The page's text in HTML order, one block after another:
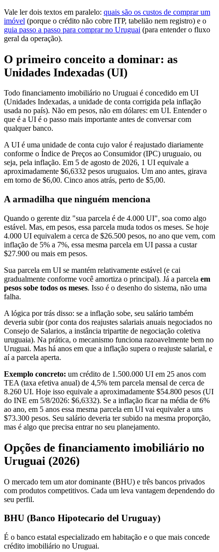
Vale ler dois textos em paralelo: quais são os custos de comprar um
imóvel (porque o crédito não cobre ITP, tabelião nem registro) e o
guia passo a passo para comprar no Uruguai (para entender o fluxo
geral da operação).
O primeiro conceito a dominar: as
Unidades Indexadas (UI)
Todo financiamento imobiliário no Uruguai é concedido em UI
(Unidades Indexadas, a unidade de conta corrigida pela inflação
usada no país). Não em pesos, não em dólares: em UI. Entender o
que é a UI é o passo mais importante antes de conversar com
qualquer banco.
A UI é uma unidade de conta cujo valor é reajustado diariamente
conforme o Índice de Preços ao Consumidor (IPC) uruguaio, ou
seja, pela inflação. Em 5 de agosto de 2026, 1 UI equivale a
aproximadamente $6,6332 pesos uruguaios. Um ano antes, girava
em torno de $6,00. Cinco anos atrás, perto de $5,00.
A armadilha que ninguém menciona
Quando o gerente diz "sua parcela é de 4.000 UI", soa como algo
estável. Mas, em pesos, essa parcela muda todos os meses. Se hoje
4.000 UI equivalem a cerca de $26.500 pesos, no ano que vem, com
inflação de 5% a 7%, essa mesma parcela em UI passa a custar
$27.900 ou mais em pesos.
Sua parcela em UI se mantém relativamente estável (e cai
gradualmente conforme você amortiza o principal). Já a parcela em
pesos sobe todos os meses. Isso é o desenho do sistema, não uma
falha.
A lógica por trás disso: se a inflação sobe, seu salário também
deveria subir (por conta dos reajustes salariais anuais negociados no
Consejo de Salarios, a instância tripartite de negociação coletiva
uruguaia). Na prática, o mecanismo funciona razoavelmente bem no
Uruguai. Mas há anos em que a inflação supera o reajuste salarial, e
aí a parcela aperta.
Exemplo concreto: um crédito de 1.500.000 UI em 25 anos com
TEA (taxa efetiva anual) de 4,5% tem parcela mensal de cerca de
8.260 UI. Hoje isso equivale a aproximadamente $54.800 pesos (UI
do INE em 5/8/2026: $6,6332). Se a inflação ficar na média de 6%
ao ano, em 5 anos essa mesma parcela em UI vai equivaler a uns
$73.300 pesos. Seu salário deveria ter subido na mesma proporção,
mas é algo que precisa entrar no seu planejamento.
Opções de financiamento imobiliário no
Uruguai (2026)
O mercado tem um ator dominante (BHU) e três bancos privados
com produtos competitivos. Cada um leva vantagem dependendo do
seu perfil.
BHU (Banco Hipotecario del Uruguay)
É o banco estatal especializado em habitação e o que mais concede
crédito imobiliário no Uruguai.